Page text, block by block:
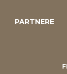
PARTNERE